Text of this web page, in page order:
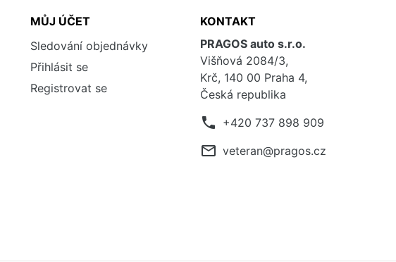
MŮJ ÚČET
Sledování objednávky
Přihlásit se
Registrovat se
KONTAKT
PRAGOS auto s.r.o.
Višňová 2084/3,
Krč, 140 00 Praha 4,
Česká republika
phone +420 737 898 909
mail_outline veteran@pragos.cz